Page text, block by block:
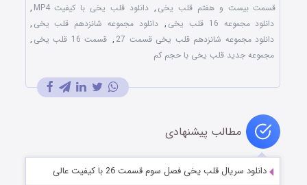
قسمت بیست و هفتم قلب یخی , دانلود قلب یخی با کیفیت MP4
,
دانلود مجموعه 16 قلب یخی
, دانلود مجموعه شانزدهم قلب یخی ,
دانلود مجموعه شانزدهم قلب یخی قسمت 27
, قسمت 16 قلب یخی
,
مجموعه جدید قلب یخی با حجم کم
مطالب پیشنهادی
دانلود سریال قلب یخی فصل سوم قسمت 26 با کیفیت عالی